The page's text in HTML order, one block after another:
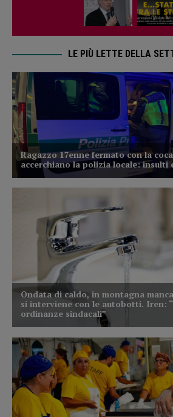
LE PIÙ LETTE DELLA